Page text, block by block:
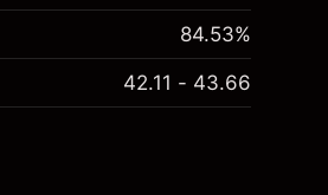
84.53%
42.11 - 43.66